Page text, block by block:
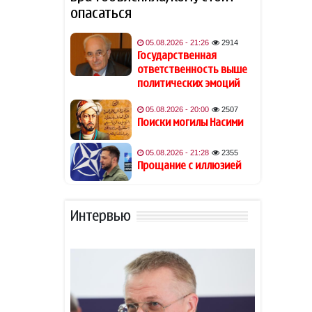
возлюбленного
19:48
Джаред Лето лишился роли
в фильме на фоне
обвинений в насилии
19:40
Обнаружены признаки
существования древних
океанов на Венере
19:34
Из-за атак хуситов погибли
не менее 45 военных ВС
19:28
Гави покрасил волосы в
В Астаре изъяли 18 кг
наркотиков
- ВИДЕО
опасаться
05.08.2026 - 21:26 2914
Государственная
ответственность выше
политических эмоций
05.08.2026 - 20:00 2507
Поиски могилы Насими
05.08.2026 - 21:28 2355
Прощание с иллюзией
Интервью